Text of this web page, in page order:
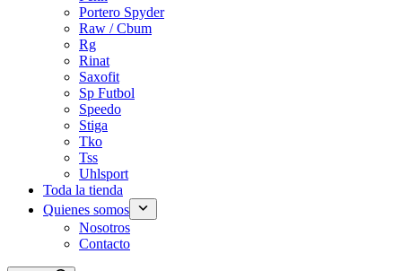
Portero Spyder
Raw / Cbum
Rg
Rinat
Saxofit
Sp Futbol
Speedo
Stiga
Tko
Tss
Uhlsport
Toda la tienda
Quienes somos
Nosotros
Contacto